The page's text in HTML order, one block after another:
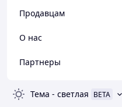
Продавцам
О нас
Партнеры
Тема - светлая BETA